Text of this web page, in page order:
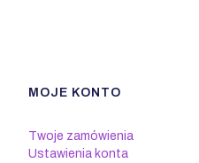
Linki w stopce
MOJE KONTO
Twoje zamówienia
Ustawienia konta